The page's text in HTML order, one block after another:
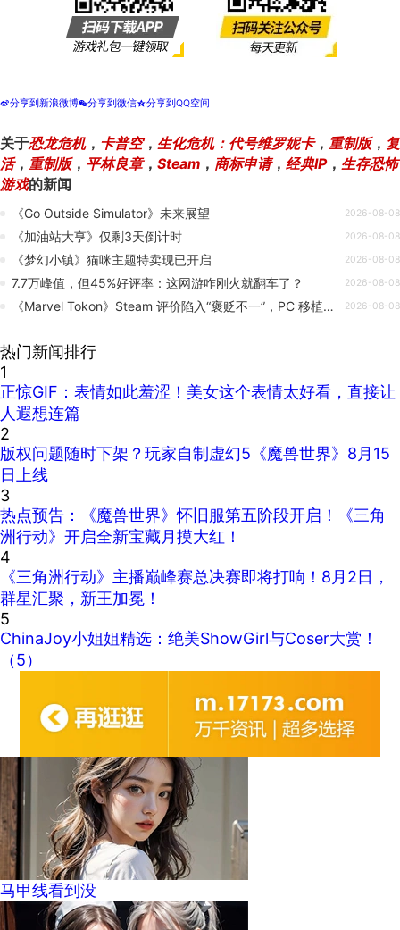
t分享到新浪微博w分享到微信z分享到QQ空间
关于恐龙危机， 卡普空， 生化危机：代号维罗妮卡， 重制版， 复
活， 重制版， 平林良章， Steam ， 商标申请， 经典IP， 生存恐怖
游戏的新闻
《Go Outside Simulator》未来展望 2026-08-08
《加油站大亨》仅剩3天倒计时 2026-08-08
《梦幻小镇》猫咪主题特卖现已开启 2026-08-08
7.7万峰值，但45%好评率：这网游咋刚火就翻车了？ 2026-08-08
《Marvel Tokon》Steam 评价陷入“褒贬不一”，PC 移植版表现糟糕引发玩家投诉，Arc System Works 对此做出回应。 2026-08-08
热门新闻排行
1
正惊GIF：表情如此羞涩！美女这个表情太好看，直接让
人遐想连篇
2
版权问题随时下架？玩家自制虚幻5《魔兽世界》8月15
日上线
3
热点预告：《魔兽世界》怀旧服第五阶段开启！《三角
洲行动》开启全新宝藏月摸大红！
4
《三角洲行动》主播巅峰赛总决赛即将打响！8月2日，
群星汇聚，新王加冕！
5
ChinaJoy小姐姐精选：绝美ShowGirl与Coser大赏！
（5）
马甲线看到没